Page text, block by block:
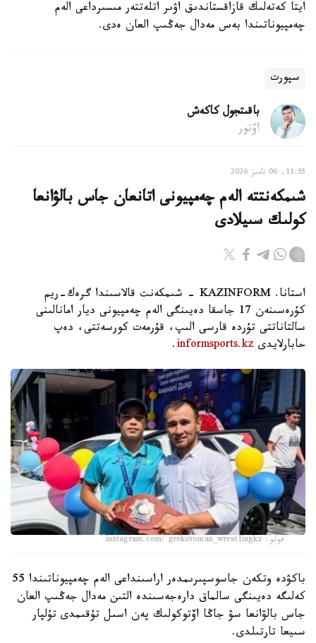
ايتا كەتەلىك قازاقستاندىق اۋىر اتلەتتەر مىسىرداعى الەم
چەمپيوناتىندا بەس مەدال جەڭىپ العان ەدى.
سپورت
باقىتجول كاكەش
اۆتور
11:55, 06 تامىز 2026
شىمكەنتتە الەم چەمپيونى اتانعان جاس بالۋانعا
كولىك سىيلادى
استانا. KAZINFORM - شىمكەنت قالاسىندا گرەك-ريم
كۇرەسىنەن 17 جاسقا دەيىنگى الەم چەمپيونى ديار امانالىنى
سالتاناتتى تۇردە قارسى الىپ، قۇرمەت كورسەتتى، دەپ
حابارلايدى informsports.kz
.
فوتو: instagram.com/ grekoroman_wrestlingkz
باكۋدە وتكەن جاسوسپىرىمدەر اراسىنداعى الەم چەمپيوناتىندا 55
كەلىگە دەيىنگى سالماق دارەجەسىندە التىن مەدال جەڭىپ العان
جاس بالۋانعا سۋ جاڭا اۆتوكولىك پەن اسىل تۇقىمدى تۇلپار
سىيعا تارتىلدى.